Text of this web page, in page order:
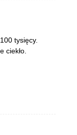
tysięcy.
ciekło.